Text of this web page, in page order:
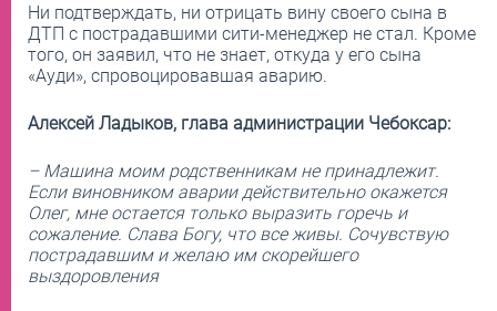
Ни подтверждать, ни отрицать вину своего сына в
ДТП с пострадавшими сити-менеджер не стал. Кроме
того, он заявил, что не знает, откуда у его сына
«Ауди», спровоцировавшая аварию.
Алексей Ладыков, глава администрации Чебоксар:
– Машина моим родственникам не принадлежит.
Если виновником аварии действительно окажется
Олег, мне остается только выразить горечь и
сожаление. Слава Богу, что все живы. Сочувствую
пострадавшим и желаю им скорейшего
выздоровления